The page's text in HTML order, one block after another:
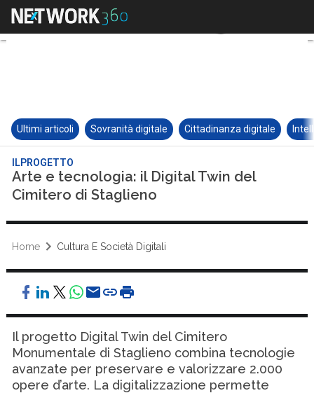
Ultimi articoli Sovranità digitale Cittadinanza digitale
ILPROGETTO
Arte e tecnologia: il Digital Twin del
Cimitero di Staglieno
Home Cultura E Società Digitali
Il progetto Digital Twin del Cimitero
Monumentale di Staglieno combina tecnologie
avanzate per preservare e valorizzare 2.000
opere d’arte. La digitalizzazione permette